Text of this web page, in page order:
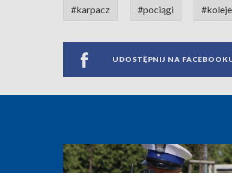
#karpacz #pociągi #koleje
UDOSTĘPNIJ NA